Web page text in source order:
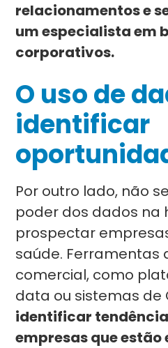
relacionamentos e
um especialista em
corporativos.
O uso de
identificar
Por outro lado, não
poder dos dados na
prospectar
saúde. Ferramentas
comercial, como
data ou sistemas de
identificar
empresas que